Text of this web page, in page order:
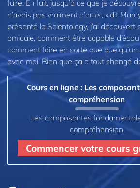
faire. En fait, jusqu’à ce que je
n’avais pas vraiment d’amis, » dit
présenté la Scientology, j’ai découvert
amicale, comment être capable
comment faire en sorte que quelqu’un
avec moi. Rien que ça a tout changé
Cours en ligne : Les
compréhension
Les composantes
compréhension.
Commencer votre cours